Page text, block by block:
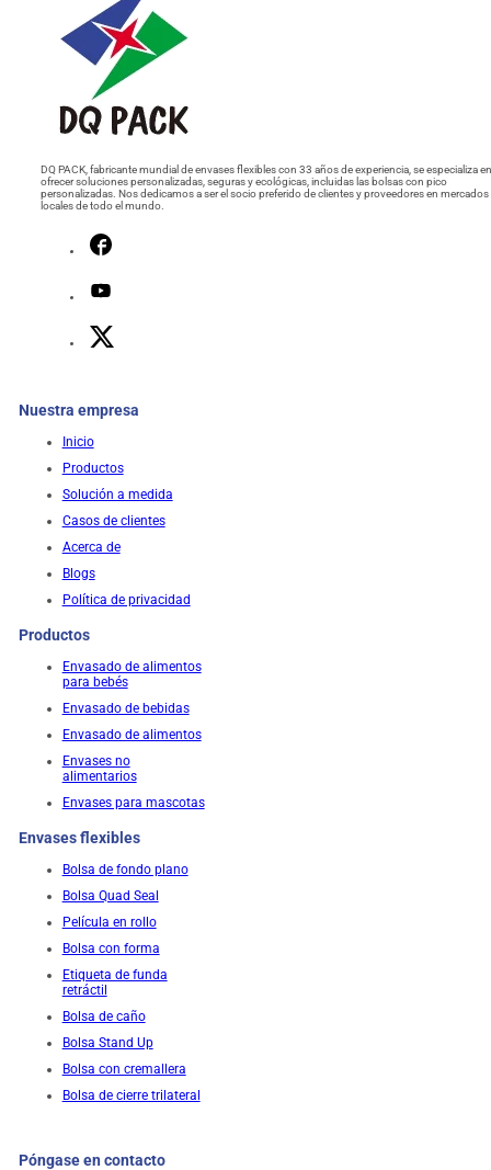
DQ PACK, fabricante mundial de envases flexibles con 33 años de experiencia, se especializa en
ofrecer soluciones personalizadas, seguras y ecológicas, incluidas las bolsas con pico
personalizadas. Nos dedicamos a ser el socio preferido de clientes y proveedores en mercados
locales de todo el mundo.
Nuestra empresa
Inicio
Productos
Solución a medida
Casos de clientes
Acerca de
Blogs
Política de privacidad
Productos
Envasado de alimentos
para bebés
Envasado de bebidas
Envasado de alimentos
Envases no
alimentarios
Envases para mascotas
Envases flexibles
Bolsa de fondo plano
Bolsa Quad Seal
Película en rollo
Bolsa con forma
Etiqueta de funda
retráctil
Bolsa de caño
Bolsa Stand Up
Bolsa con cremallera
Bolsa de cierre trilateral
Póngase en contacto